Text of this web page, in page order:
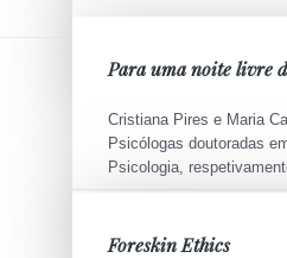
Para uma noite livre
Cristiana Pires e Maria
Psicólogas doutoradas
Psicologia,
Foreskin Ethics